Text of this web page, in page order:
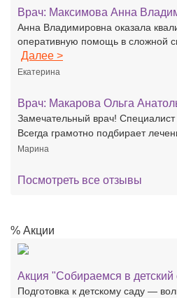
Врач: Максимова Анна
Анна Владимировна оказала
оперативную помощь в сложной
Далее >
Екатерина
Врач: Макарова Ольга
Замечательный врач!
Всегда грамотно подбирает
Марина
Посмотреть все отзывы
% Акции
Акция "Собираемся в детский
Подготовка к детскому саду —